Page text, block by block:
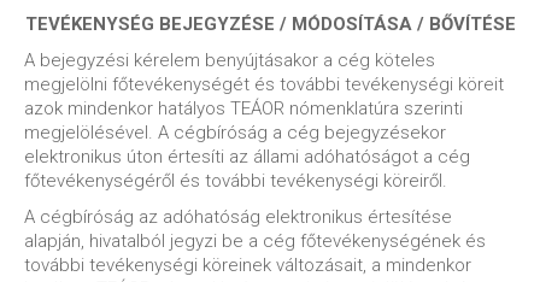
TEVÉKENYSÉG BEJEGYZÉSE / MÓDOSÍTÁSA / BŐVÍTÉSE
A bejegyzési kérelem benyújtásakor a cég köteles
megjelölni főtevékenységét és további tevékenységi köreit
azok mindenkor hatályos TEÁOR nómenklatúra szerinti
megjelölésével. A cégbíróság a cég bejegyzésekor
elektronikus úton értesíti az állami adóhatóságot a cég
főtevékenységéről és további tevékenységi köreiről.
A cégbíróság az adóhatóság elektronikus értesítése
alapján, hivatalból jegyzi be a cég főtevékenységének és
további tevékenységi köreinek változásait, a mindenkor